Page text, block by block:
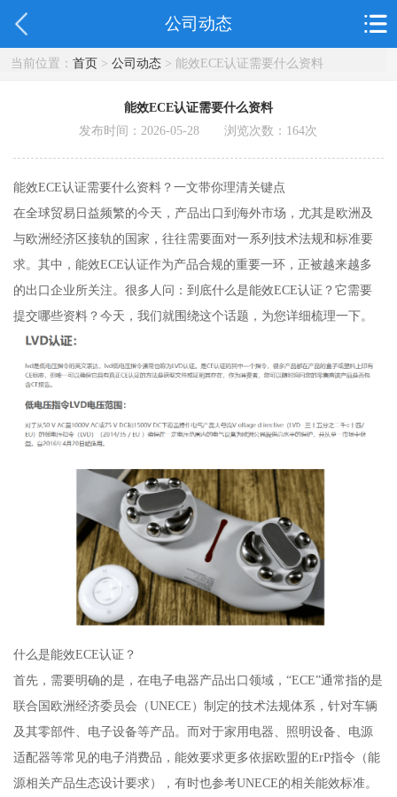
公司动态
当前位置： 首页> 公司动态> 能效ECE认证需要什么资料
能效ECE认证需要什么资料
发布时间：2026-05-28 浏览次数： 164次
能效ECE认证需要什么资料？一文带你理清关键点
在全球贸易日益频繁的今天，产品出口到海外市场，尤其是欧洲及
与欧洲经济区接轨的国家，往往需要面对一系列技术法规和标准要
求。其中，能效ECE认证作为产品合规的重要一环，正被越来越多
的出口企业所关注。很多人问：到底什么是能效ECE认证？它需要
提交哪些资料？今天，我们就围绕这个话题，为您详细梳理一下。
什么是能效ECE认证？
首先，需要明确的是，在电子电器产品出口领域，“ECE”通常指的是
联合国欧洲经济委员会（UNECE）制定的技术法规体系，针对车辆
及其零部件、电子设备等产品。而对于家用电器、照明设备、电源
适配器等常见的电子消费品，能效要求更多依据欧盟的ErP指令（能
源相关产品生态设计要求），有时也参考UNECE的相关能效标准。